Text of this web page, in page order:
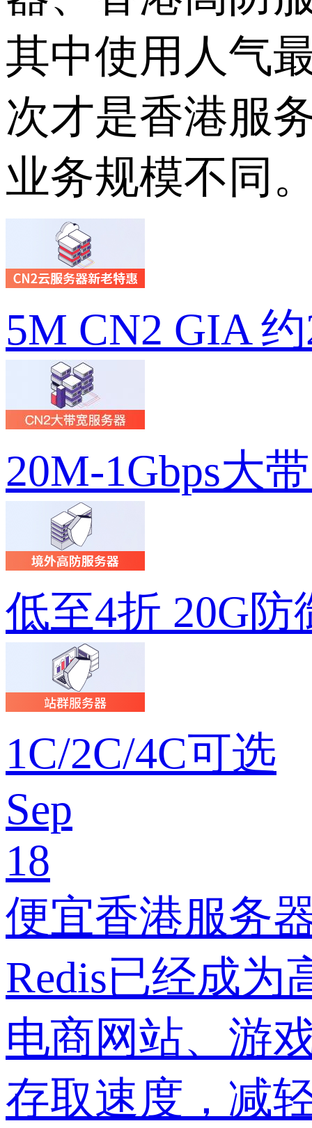
其中使用人气
次才是香港服
业务规模不同
5M CN2 GIA
20M-1Gbps大
低至4折 20G防
1C/2C/4C可选
Sep
18
便宜香港服务
Redis已经成为
电商网站、游
存取速度，减